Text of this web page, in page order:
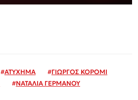
#ΑΤΥΧΗΜΑ #ΓΙΩΡΓΟΣ ΚΟΡΟΜΙ
#ΝΑΤΑΛΙΑ ΓΕΡΜΑΝΟΥ